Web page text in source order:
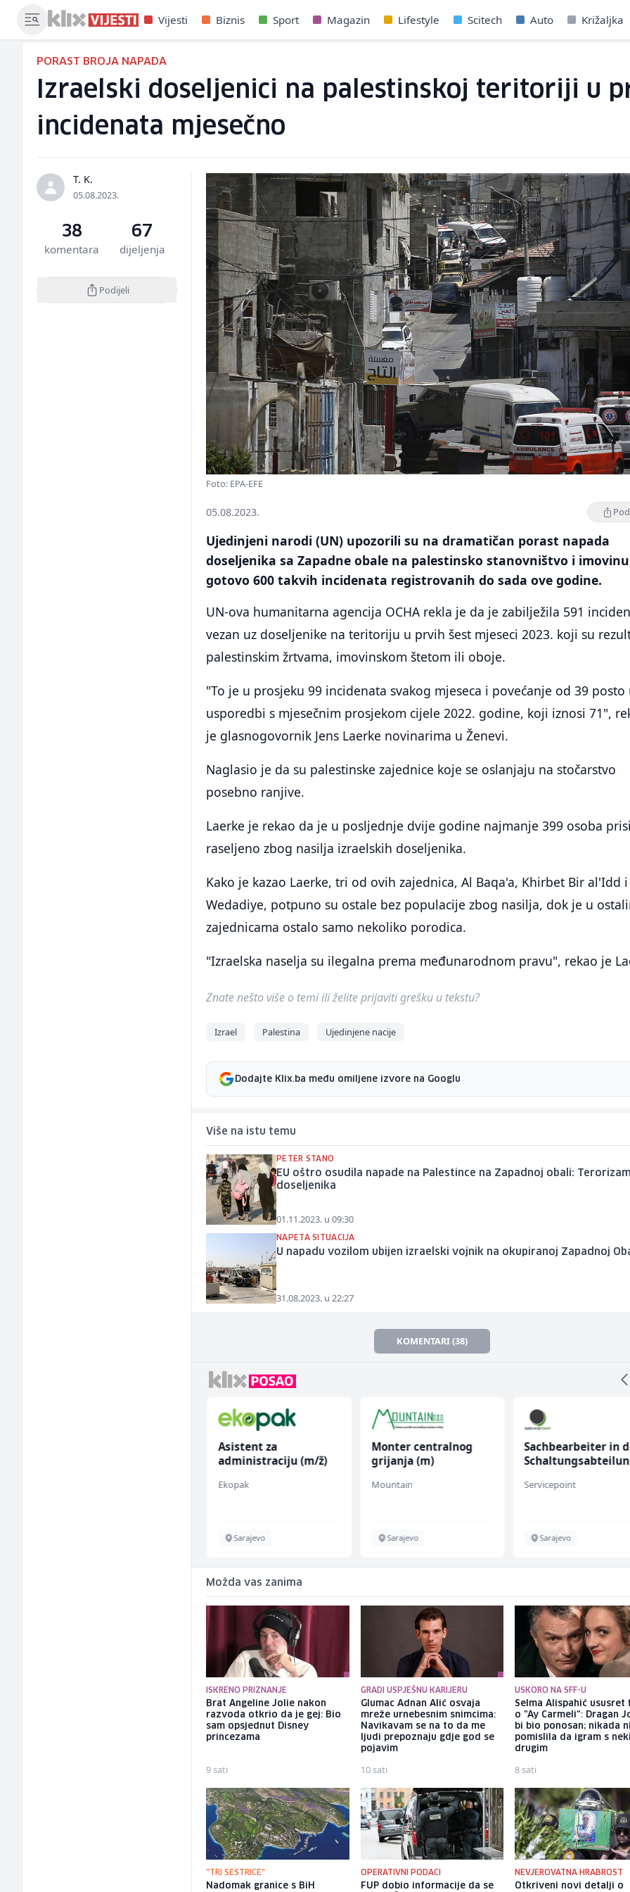
Vijesti Biznis Sport Magazin Lifestyle Scitech Auto Križaljka
PORAST BROJA NAPADA
Izraelski doseljenici na palestinskoj teritoriji u
incidenata mjesečno
T. K.
05.08.2023.
38
komentara
67
dijeljenja
Podijeli
Foto: EPA-EFE
05.08.2023.
Ujedinjeni narodi (UN) upozorili su na dramatičan porast napada
doseljenika sa Zapadne obale na palestinsko stanovništvo i
gotovo 600 takvih incidenata registrovanih do sada ove godine.
UN-ova humanitarna agencija OCHA rekla je da je zabilježila 591
vezan uz doseljenike na teritoriju u prvih šest mjeseci 2023. koji su
palestinskim žrtvama, imovinskom štetom ili oboje.
"To je u prosjeku 99 incidenata svakog mjeseca i povećanje od 39 posto
usporedbi s mjesečnim prosjekom cijele 2022. godine, koji iznosi 71",
je glasnogovornik Jens Laerke novinarima u Ženevi.
Naglasio je da su palestinske zajednice koje se oslanjaju na stočarstvo
posebno ranjive.
Laerke je rekao da je u posljednje dvije godine najmanje 399 osoba
raseljeno zbog nasilja izraelskih doseljenika.
Kako je kazao Laerke, tri od ovih zajednica, Al Baqa'a, Khirbet Bir al'Idd i
Wedadiye, potpuno su ostale bez populacije zbog nasilja, dok je u
zajednicama ostalo samo nekoliko porodica.
"Izraelska naselja su ilegalna prema međunarodnom pravu", rekao je
Znate nešto više o temi ili želite prijaviti grešku u tekstu?
Izrael Palestina Ujedinjene nacije
Dodajte Klix.ba među omiljene izvore na Googlu
Više na istu temu
PETER STANO
EU oštro osudila napade na Palestince na Zapadnoj obali: Terorizam
doseljenika
01.11.2023. u 09:30
NAPETA SITUACIJA
U napadu vozilom ubijen izraelski vojnik na okupiranoj Zapadnoj
31.08.2023. u 22:27
KOMENTARI (38)
Asistent za
administraciju (m/ž)
Ekopak
Sarajevo
Monter centralnog
grijanja (m)
Mountain
Sarajevo
Sachbearbeiter in
Servicepoint
Sarajevo
Možda vas zanima
ISKRENO PRIZNANJE
Brat Angeline Jolie nakon
razvoda otkrio da je gej: Bio
sam opsjednut Disney
princezama
9 sati
GRADI USPJEŠNU KARIJERU
Glumac Adnan Alić osvaja
mreže urnebesnim snimcima:
Navikavam se na to da me
ljudi prepoznaju gdje god se
pojavim
10 sati
USKORO NA SFF-U
Selma Alispahić ususret
o "Ay Carmeli": Dragan
bi bio ponosan; nikada
pomislila da igram s
drugim
8 sati
"TRI SESTRICE"
Nadomak granice s BiH
OPERATIVNI PODACI
FUP dobio informacije da se
NEVJEROVATNA HRABROST
Otkriveni novi detalji o